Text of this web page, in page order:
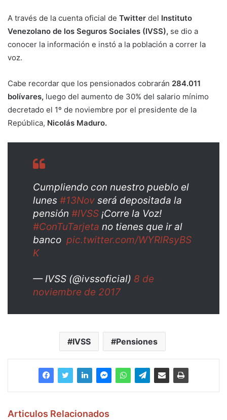
A través de la cuenta oficial de Twitter del Instituto
Venezolano de los Seguros Sociales (IVSS), se dio a
conocer la información e instó a la población a correr la
voz.
Cabe recordar que los pensionados cobrarán 284.011
bolívares, luego del aumento de 30% del salario mínimo
decretado el 1º de noviembre por el presidente de la
República, Nicolás Maduro.
Cumpliendo con nuestro pueblo el
lunes #13Nov será depositada la
pensión #IVSS ¡Corre la Voz!
#ConTuTarjeta no tienes que ir al
banco pic.twitter.com/WYRlRsyBS
K
— IVSS (@ivssoficial) 8 de
noviembre de 2017
IVSS Pensiones
Articulos Relacionados